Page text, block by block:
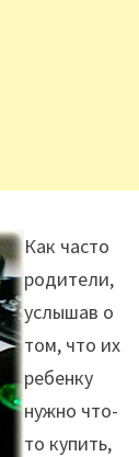
Как часто
родители,
услышав о
том, что их
ребенку
нужно что-
то купить,